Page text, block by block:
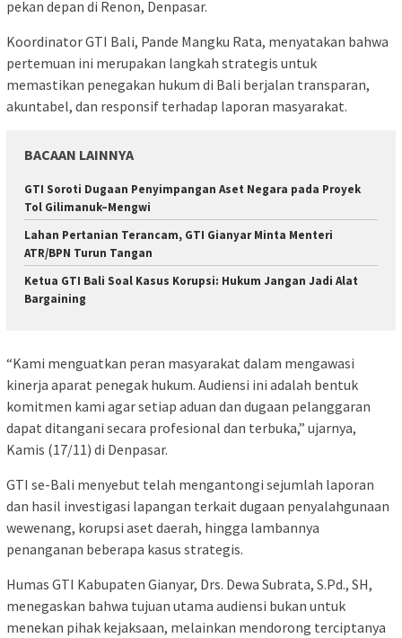
pekan depan di Renon, Denpasar.
Koordinator GTI Bali, Pande Mangku Rata, menyatakan bahwa
pertemuan ini merupakan langkah strategis untuk
memastikan penegakan hukum di Bali berjalan transparan,
akuntabel, dan responsif terhadap laporan masyarakat.
BACAAN LAINNYA
GTI Soroti Dugaan Penyimpangan Aset Negara pada Proyek
Tol Gilimanuk–Mengwi
Lahan Pertanian Terancam, GTI Gianyar Minta Menteri
ATR/BPN Turun Tangan
Ketua GTI Bali Soal Kasus Korupsi: Hukum Jangan Jadi Alat
Bargaining
“Kami menguatkan peran masyarakat dalam mengawasi
kinerja aparat penegak hukum. Audiensi ini adalah bentuk
komitmen kami agar setiap aduan dan dugaan pelanggaran
dapat ditangani secara profesional dan terbuka,” ujarnya,
Kamis (17/11) di Denpasar.
GTI se-Bali menyebut telah mengantongi sejumlah laporan
dan hasil investigasi lapangan terkait dugaan penyalahgunaan
wewenang, korupsi aset daerah, hingga lambannya
penanganan beberapa kasus strategis.
Humas GTI Kabupaten Gianyar, Drs. Dewa Subrata, S.Pd., SH,
menegaskan bahwa tujuan utama audiensi bukan untuk
menekan pihak kejaksaan, melainkan mendorong terciptanya